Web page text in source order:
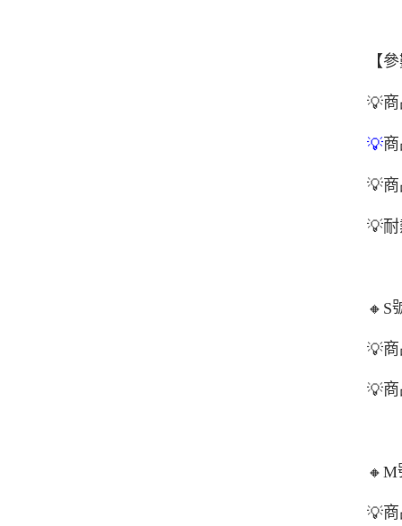
【
💡
💡
💡
💡
🔸 S
💡
💡
🔸M
💡